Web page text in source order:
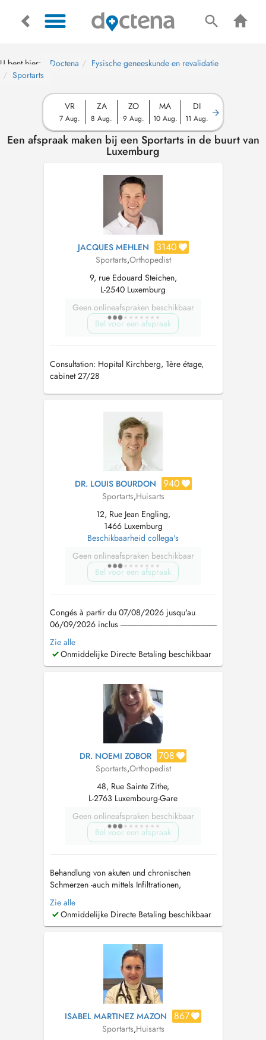
U bent hier: Doctena
Fysische geneeskunde en revalidatie
Sportarts
VR
7 Aug.
ZA
8 Aug.
ZO
9 Aug.
MA
10 Aug.
DI
11 Aug.
Een afspraak maken bij een Sportarts in de buurt van
Luxemburg
JACQUES MEHLEN 3140
Sportarts,Orthopedist
9, rue Edouard Steichen,
L-2540 Luxemburg
Geen onlineafspraken beschikbaar
Bel voor een afspraak
Consultation: Hopital Kirchberg, 1ère étage,
cabinet 27/28
DR. LOUIS BOURDON 940
Sportarts,Huisarts
12, Rue Jean Engling,
1466 Luxemburg
Beschikbaarheid collega's
Geen onlineafspraken beschikbaar
Bel voor een afspraak
Congés à partir du 07/08/2026 jusqu'au
06/09/2026 inclus ------------------------------------------------------
---------------------------------------------------------------------- Tel: +352
661 471 841 e-mail:
louis-
bourdon@hotmail.comNe réalise pas de
Zie alle
Onmiddelijke Directe Betaling beschikbaar
DR. NOEMI ZOBOR 708
Sportarts,Orthopedist
48, Rue Sainte Zithe,
L-2763 Luxembourg-Gare
Geen onlineafspraken beschikbaar
Bel voor een afspraak
Behandlung von akuten und chronischen
Schmerzen -auch mittels Infiltrationen,
Infusionen (Baxter) Beratung und Behandlung
bei Arthrose (Knie, Schulter, Sprunggelenk,
Fingergelenke etc) - unter anderem mit
Zie alle
Onmiddelijke Directe Betaling beschikbaar
ISABEL MARTINEZ MAZON 867
Sportarts,Huisarts